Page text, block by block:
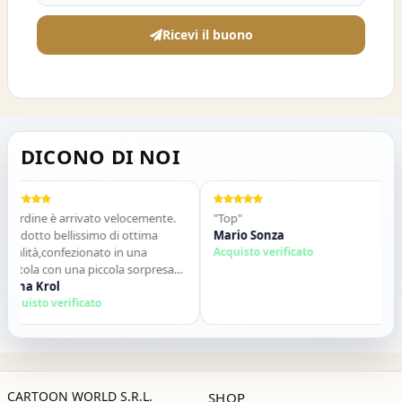
Ricevi il buono
DICONO DI NOI
è arrivato velocemente.
bellissimo di ottima
in una
con una piccola sorpresa
Tutto perfetto. Lo
vivamente. Grazie ,alla
Krol
verificato
"Top"
Mario Sonza
Acquisto verificato
CARTOON WORLD S.R.L. SHOP